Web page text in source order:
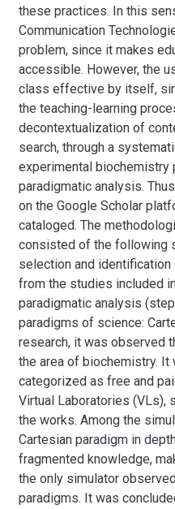
these practices. In this
Communication
problem, since it makes
accessible. However, the
class effective by itself,
the teaching-learning
decontextualization of
search, through a
experimental biochemistry
paradigmatic analysis.
on the Google Scholar
cataloged. The
consisted of the following
selection and
from the studies included
paradigmatic analysis
paradigms of science:
research, it was observed
the area of biochemistry.
categorized as free and
Virtual Laboratories (VLs),
the works. Among the
Cartesian paradigm in
fragmented knowledge,
the only simulator
paradigms. It was